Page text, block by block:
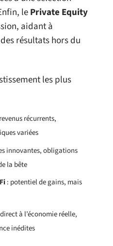
lePrivate Equity
aidant à
résultats hors du
les plus
récurrents,
variées
innovantes, obligations
la bête
: potentiel de gains, mais
à l’économie réelle,
inédites